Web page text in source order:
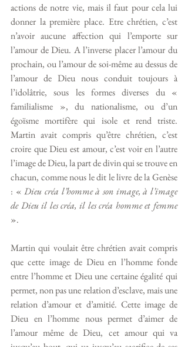
actions de notre vie, mais il faut pour cela lui
donner la première place. Etre chrétien, c’est
n’avoir aucune affection qui l’emporte sur
l’amour de Dieu. A l’inverse placer l’amour du
prochain, ou l’amour de soi-même au dessus de
l’amour de Dieu nous conduit toujours à
l’idolâtrie, sous les formes diverses du «
familialisme », du nationalisme, ou d’un
égoïsme mortifère qui isole et rend triste.
Martin avait compris qu’être chrétien, c’est
croire que Dieu est amour, c’est voir en l’autre
l’image de Dieu, la part de divin qui se trouve en
chacun, comme nous le dit le livre de la Genèse
: « Dieu créa l’homme à son image, à l’image
de Dieu il les créa, il les créa homme et femme
».
Martin qui voulait être chrétien avait compris
que cette image de Dieu en l’homme fonde
entre l’homme et Dieu une certaine égalité qui
permet, non pas une relation d’esclave, mais une
relation d’amour et d’amitié. Cette image de
Dieu en l’homme nous permet d’aimer de
l’amour même de Dieu, cet amour qui va